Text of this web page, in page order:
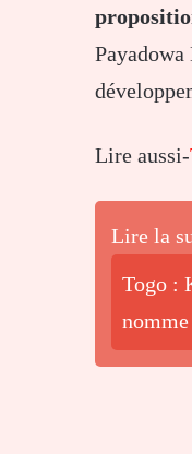
Lire aussi-
Lire la
Togo :